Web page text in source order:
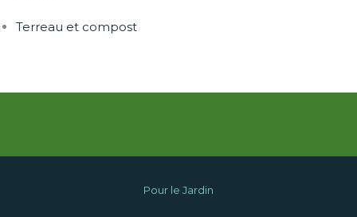
Terreau et compost
Pour le Jardin